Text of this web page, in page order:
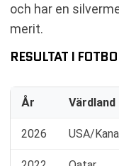
och har en
merit.
RESULTAT I
År Värdland
2026 USA/